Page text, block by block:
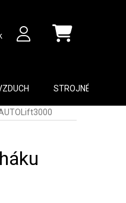
Nákupný košík
STROJNÉ